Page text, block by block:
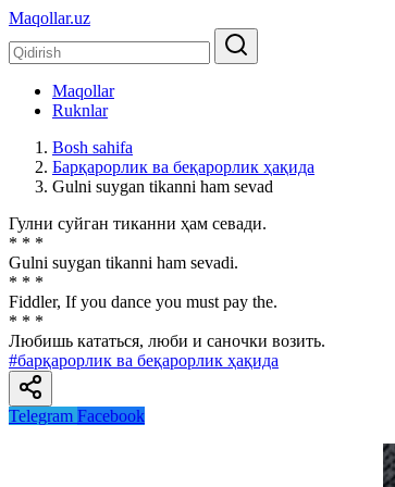
Maqollar.uz
Maqollar
Ruknlar
Bosh sahifa
Барқарорлик ва беқарорлик ҳақида
Gulni suygan tikanni ham sevad
Гулни суйган тиканни ҳам севади.
* * *
Gulni suygan tikanni ham sevadi.
* * *
Fiddler, If you dance you must pay the.
* * *
Любишь кататься, люби и саночки возить.
#барқарорлик ва беқарорлик ҳақида
Telegram Facebook